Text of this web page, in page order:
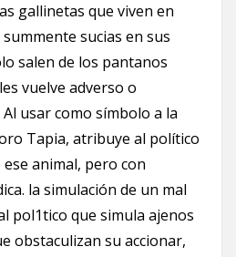
gallinetas que viven en
sucias en sus
salen de los pantanos
vuelve adverso o
usar como símbolo a la
Tapia, atribuye al político
animal, pero con
la simulación de un mal
pol1tico que simula ajenos
obstaculizan su accionar,